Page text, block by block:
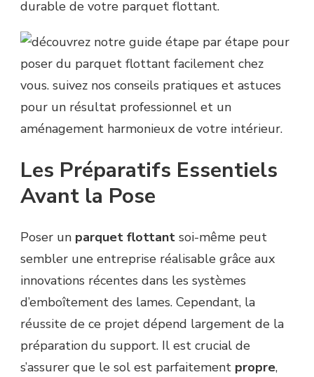
durable de votre parquet flottant.
Les Préparatifs Essentiels
Avant la Pose
Poser un parquet flottant soi-même peut
sembler une entreprise réalisable grâce aux
innovations récentes dans les systèmes
d’emboîtement des lames. Cependant, la
réussite de ce projet dépend largement de la
préparation du support. Il est crucial de
s’assurer que le sol est parfaitement propre,